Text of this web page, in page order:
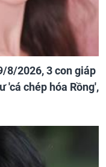
8/2026, 3 con giáp
'cá chép hóa Rồng',